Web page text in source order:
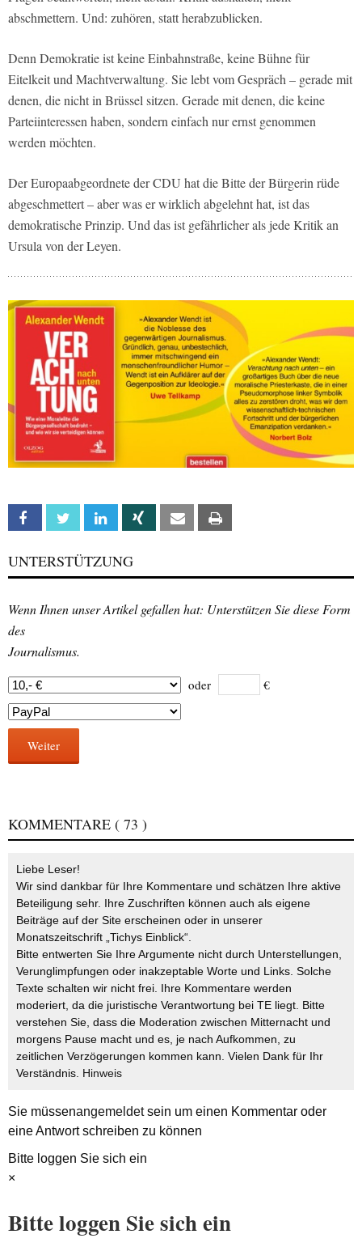
abschmettern. Und: zuhören, statt herabzublicken.
Denn Demokratie ist keine Einbahnstraße, keine Bühne für
Eitelkeit und Machtverwaltung. Sie lebt vom Gespräch – gerade mit
denen, die nicht in Brüssel sitzen. Gerade mit denen, die keine
Parteiinteressen haben, sondern einfach nur ernst genommen
werden möchten.
Der Europaabgeordnete der CDU hat die Bitte der Bürgerin rüde
abgeschmettert – aber was er wirklich abgelehnt hat, ist das
demokratische Prinzip. Und das ist gefährlicher als jede Kritik an
Ursula von der Leyen.
Facebook Twitter Linkedin Xing Email
UNTERSTÜTZUNG
Wenn Ihnen unser Artikel gefallen hat: Unterstützen Sie diese Form
des
Journalismus.
oder €
Weiter
KOMMENTARE ( 73 )
Liebe Leser!
Wir sind dankbar für Ihre Kommentare und schätzen Ihre aktive
Beteiligung sehr. Ihre Zuschriften können auch als eigene
Beiträge auf der Site erscheinen oder in unserer
Monatszeitschrift „Tichys Einblick“.
Bitte entwerten Sie Ihre Argumente nicht durch Unterstellungen,
Verunglimpfungen oder inakzeptable Worte und Links. Solche
Texte schalten wir nicht frei. Ihre Kommentare werden
moderiert, da die juristische Verantwortung bei TE liegt. Bitte
verstehen Sie, dass die Moderation zwischen Mitternacht und
morgens Pause macht und es, je nach Aufkommen, zu
zeitlichen Verzögerungen kommen kann. Vielen Dank für Ihr
Verständnis. Hinweis
Sie müssenangemeldetsein um einen Kommentar oder
eine Antwort schreiben zu können
Bitte loggen Sie sich ein
×
Bitte loggen Sie sich ein